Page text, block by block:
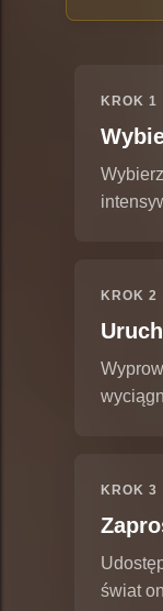
KROK 1
KROK 2
KROK 3
świat